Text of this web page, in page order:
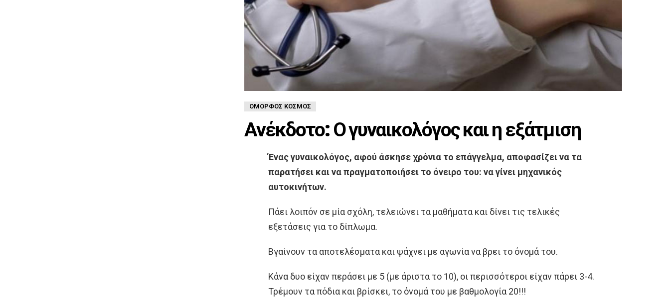
ΌΜΟΡΦΟΣ ΚΌΣΜΟΣ
Ανέκδοτο: Ο γυναικολόγος και η εξάτμιση
Ένας γυναικολόγος, αφού άσκησε χρόνια το επάγγελμα, αποφασίζει να τα
παρατήσει και να πραγματοποιήσει το όνειρο του: να γίνει μηχανικός
αυτοκινήτων.
Πάει λοιπόν σε μία σχόλη, τελειώνει τα μαθήματα και δίνει τις τελικές
εξετάσεις για το δίπλωμα.
Βγαίνουν τα αποτελέσματα και ψάχνει με αγωνία να βρει το όνομά του.
Κάνα δυο είχαν περάσει με 5 (με άριστα το 10), οι περισσότεροι είχαν πάρει 3-4.
Τρέμουν τα πόδια και βρίσκει, το όνομά του με βαθμολογία 20!!!